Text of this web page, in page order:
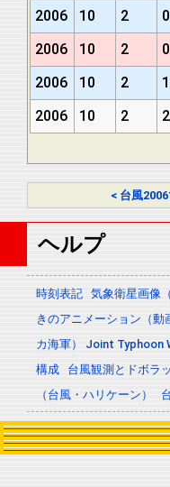
2006
10 2
2006
10 2
2006
10 2
2006
10 2
< 台風
ヘルプ
時刻表記 気象衛星画像
きのアニメーション（動
カ海軍） Joint Typhoon
構成
台風観測とドボラ
（台風・ハリケーン）